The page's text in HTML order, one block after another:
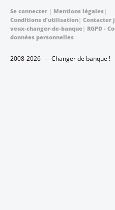
LA PERFORMANCE DU
SUR TOUS LES
ATTEINT 12.60% SUR LA
8.77% POUR LA
RÉSERVES DE
DE 3%, DE QUOI VOIR
Postez votre
Votre message n'apparaîtra
Se connecter | Mentions légales|
Conditions d’utilisation| Contacter
veux-changer-de-banque| RGPD -
données personnelles
2008-2026 — Changer de banque !